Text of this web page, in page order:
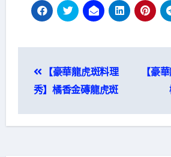
章
覽
【豪華龍虎斑料理
秀】橘香金磚龍虎斑
【豪